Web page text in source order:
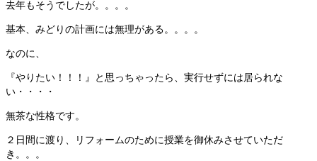
去年もそうでしたが。。。。
基本、みどりの計画には無理がある。。。。
なのに、
『やりたい！！！』と思っちゃったら、実行せずには居られな
い・・・・
無茶な性格です。
２日間に渡り、リフォームのために授業を御休みさせていただ
き。。。